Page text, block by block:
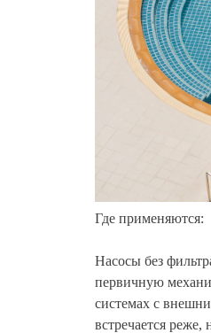
Где применяются:
Насосы без
первичную
системах с
встречается